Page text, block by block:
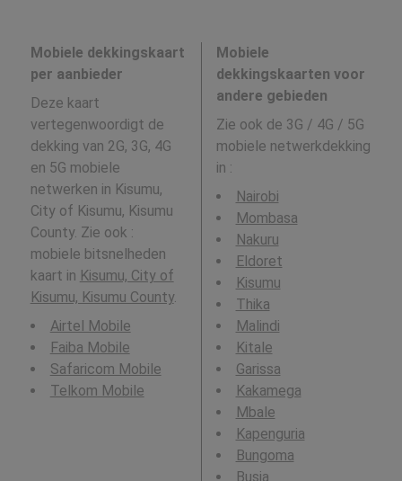
Mobiele dekkingskaart
per aanbieder
Deze kaart
vertegenwoordigt de
dekking van 2G, 3G, 4G
en 5G mobiele
netwerken in Kisumu,
City of Kisumu, Kisumu
County. Zie ook :
mobiele bitsnelheden
kaart in Kisumu, City of
Kisumu, Kisumu County.
Airtel Mobile
Faiba Mobile
Safaricom Mobile
Telkom Mobile
Mobiele
dekkingskaarten voor
andere gebieden
Zie ook de 3G / 4G / 5G
mobiele netwerkdekking
in :
Nairobi
Mombasa
Nakuru
Eldoret
Kisumu
Thika
Malindi
Kitale
Garissa
Kakamega
Mbale
Kapenguria
Bungoma
Busia